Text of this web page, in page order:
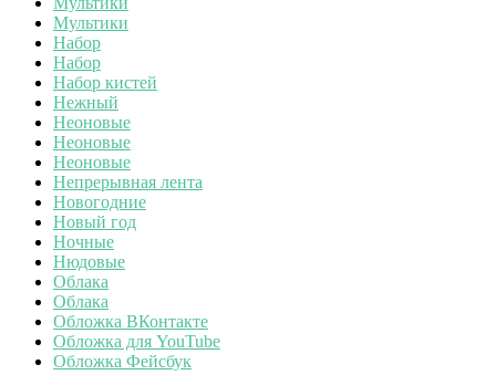
Мультики
Набор
Набор
Набор кистей
Нежный
Неоновые
Неоновые
Неоновые
Непрерывная лента
Новогодние
Новый год
Ночные
Нюдовые
Облака
Облака
Обложка ВКонтакте
Обложка для YouTube
Обложка Фейсбук